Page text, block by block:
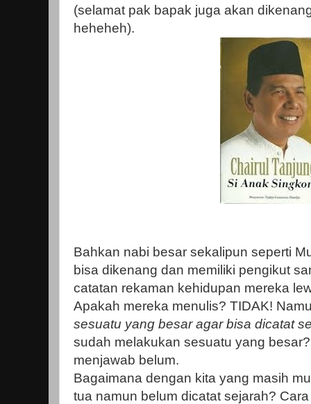
(selamat pak bapak juga akan
heheheh).
Bahkan nabi besar sekalipun seperti
bisa dikenang dan memiliki pengikut
catatan rekaman kehidupan mereka
Apakah mereka menulis? TIDAK!
sesuatu yang besar agar bisa dicatat
sudah melakukan sesuatu yang
menjawab belum.
Bagaimana dengan kita yang masih
tua namun belum dicatat sejarah?